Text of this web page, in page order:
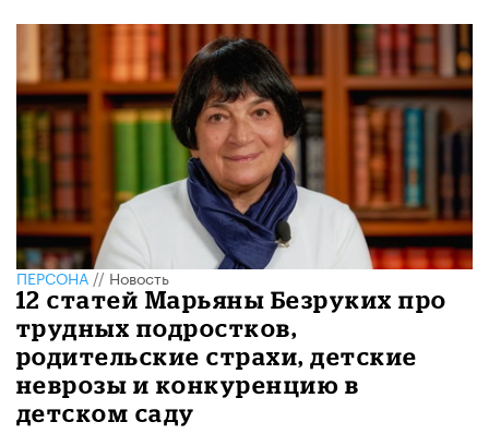
ПЕРСОНА//Новость
12 статей Марьяны Безруких про
трудных подростков,
родительские страхи, детские
неврозы и конкуренцию в
детском саду